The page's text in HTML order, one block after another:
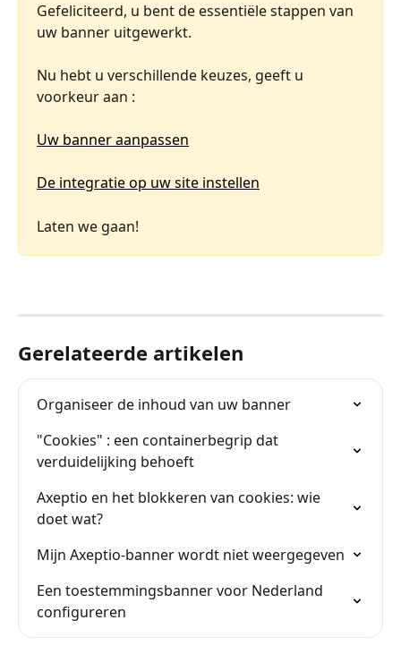
Gefeliciteerd, u bent de essentiële stappen van
uw banner uitgewerkt.
Nu hebt u verschillende keuzes, geeft u
voorkeur aan :
Uw banner aanpassen
De integratie op uw site instellen
Laten we gaan!
Gerelateerde artikelen
Organiseer de inhoud van uw banner
"Cookies" : een containerbegrip dat
verduidelijking behoeft
Axeptio en het blokkeren van cookies: wie
doet wat?
Mijn Axeptio-banner wordt niet weergegeven
Een toestemmingsbanner voor Nederland
configureren